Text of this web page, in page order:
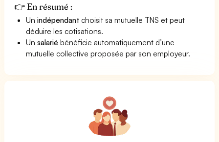
👉 En résumé :
Unindépendant choisit sa mutuelle TNS et peut
déduire les cotisations.
Unsalarié bénéficie automatiquement d’une
mutuelle collective proposée par son employeur.